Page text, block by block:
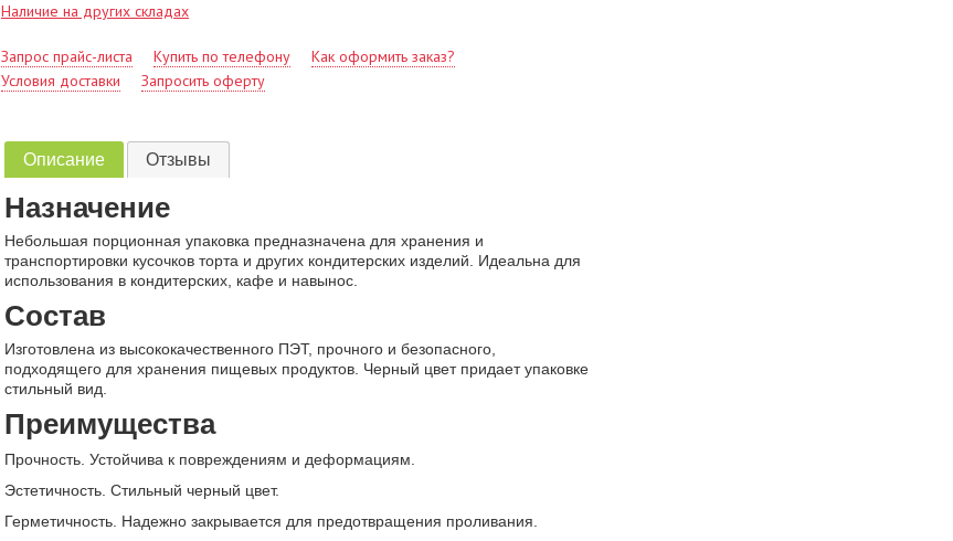
Наличие на других складах
Запрос прайс-листа Купить по телефону
Как оформить заказ?
Условия доставки
Запросить оферту
Описание Отзывы
Назначение
Небольшая порционная упаковка предназначена для хранения и
транспортировки кусочков торта и других кондитерских изделий. Идеальна для
использования в кондитерских, кафе и навынос.
Состав
Изготовлена из высококачественного ПЭТ, прочного и безопасного,
подходящего для хранения пищевых продуктов. Черный цвет придает упаковке
стильный вид.
Преимущества
Прочность. Устойчива к повреждениям и деформациям.
Эстетичность. Стильный черный цвет.
Герметичность. Надежно закрывается для предотвращения проливания.